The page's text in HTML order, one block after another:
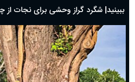
ببینید| شگرد گراز وحشی برای نجات از